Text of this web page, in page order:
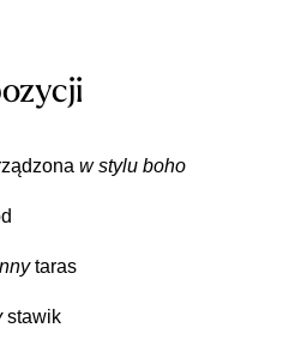
w stylu boho
taras
stawik